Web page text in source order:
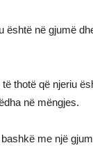
është në gjumë
thotë që njeriu
në mëngjes.
me një